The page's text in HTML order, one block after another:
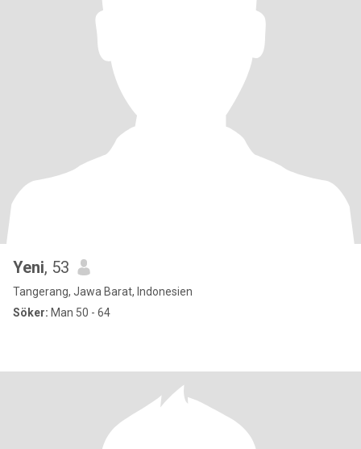
Yeni, 53
Tangerang, Jawa Barat, Indonesien
Söker: Man 50 - 64